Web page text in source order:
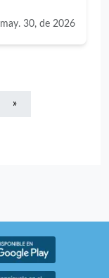
may. 30, de 2026
»